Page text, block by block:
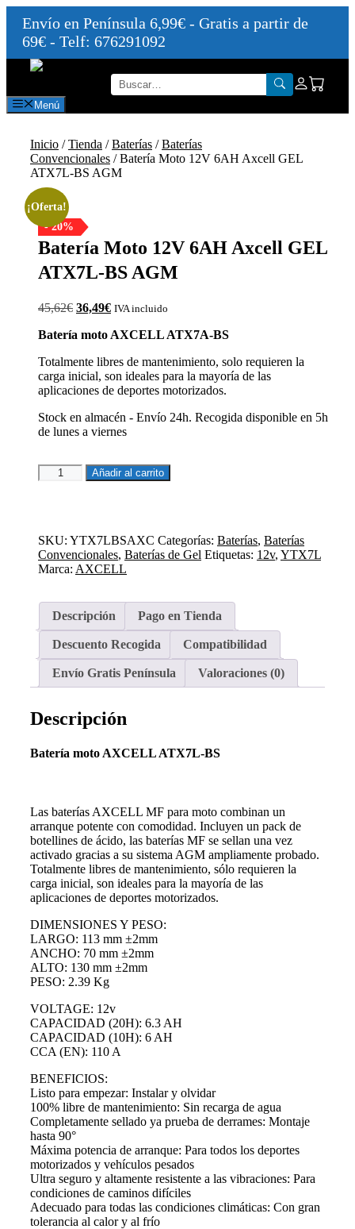
Envío en Península 6,99€ - Gratis a partir de
69€ - Telf: 676291092
Saltar
contenido
Menú
Inicio /Tienda /Baterías /Baterías
Convencionales / Batería Moto 12V 6AH Axcell GEL
ATX7L-BS AGM
¡Oferta!
- 20%
Batería Moto 12V 6AH Axcell GEL
ATX7L-BS AGM
45,62€ El
original
45,62€.
36,49€El
actual
36,49€.
IVA incluido
Batería moto AXCELL ATX7A-BS
Totalmente libres de mantenimiento, solo requieren la
carga inicial, son ideales para la mayoría de las
aplicaciones de deportes motorizados.
Stock en almacén - Envío 24h. Recogida disponible en 5h
de lunes a viernes
Batería
Moto
GEL
ATX7L-
BS
cantidad
Añadir al carrito
SKU: YTX7LBSAXC Categorías: Baterías, Baterías
Convencionales, Baterías de Gel Etiquetas: 12v, YTX7L
Marca: AXCELL
Descripción Pago en Tienda
Descuento Recogida Compatibilidad
Envío Gratis Península Valoraciones (0)
Descripción
Batería moto AXCELL ATX7L-BS
Las baterías AXCELL MF para moto combinan un
arranque potente con comodidad. Incluyen un pack de
botellines de ácido, las baterías MF se sellan una vez
activado gracias a su sistema AGM ampliamente probado.
Totalmente libres de mantenimiento, sólo requieren la
carga inicial, son ideales para la mayoría de las
aplicaciones de deportes motorizados.
DIMENSIONES Y PESO:
LARGO: 113 mm ±2mm
ANCHO: 70 mm ±2mm
ALTO: 130 mm ±2mm
PESO: 2.39 Kg
VOLTAGE: 12v
CAPACIDAD (20H): 6.3 AH
CAPACIDAD (10H): 6 AH
CCA (EN): 110 A
BENEFICIOS:
Listo para empezar: Instalar y olvidar
100% libre de mantenimiento: Sin recarga de agua
Completamente sellado ya prueba de derrames: Montaje
hasta 90°
Máxima potencia de arranque: Para todos los deportes
motorizados y vehículos pesados
Ultra seguro y altamente resistente a las vibraciones: Para
condiciones de caminos difíciles
Adecuado para todas las condiciones climáticas: Con gran
tolerancia al calor y al frío